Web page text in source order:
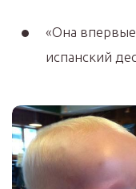
«Она
испанский